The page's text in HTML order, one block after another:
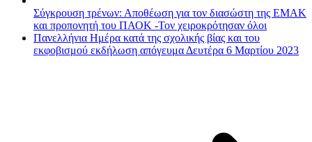
Σύγκρουση τρένων: Αποθέωση για τον διασώστη της ΕΜΑΚ
και προπονητή του ΠΑΟΚ -Τον χειροκρότησαν όλοι
Πανελλήνια Ημέρα κατά της σχολικής βίας και του
εκφοβισμού εκδήλωση απόγευμα Δευτέρα 6 Μαρτίου 2023